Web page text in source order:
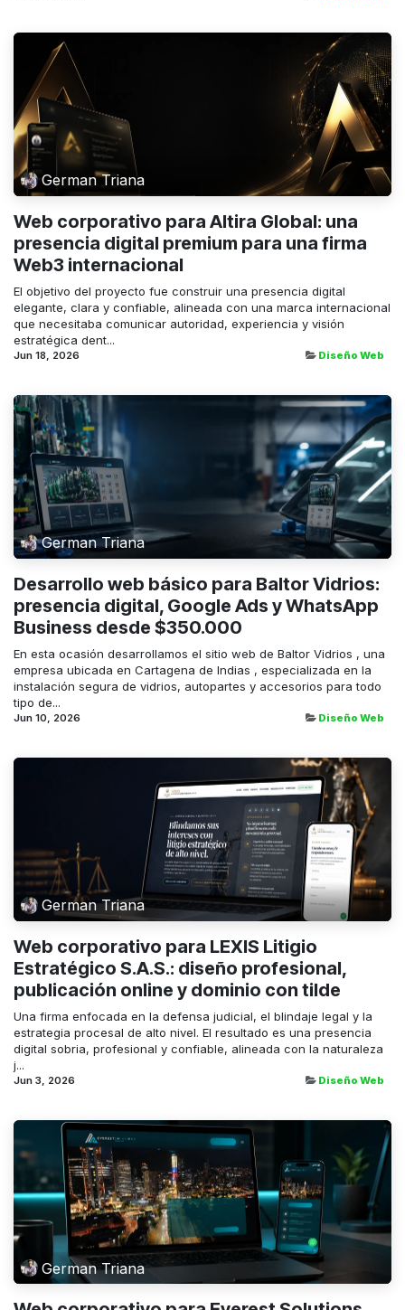
German Triana
Web corporativo para Altira Global: una
presencia digital premium para una firma
Web3 internacional
El objetivo del proyecto fue construir una presencia digital
elegante, clara y confiable, alineada con una marca internacional
que necesitaba comunicar autoridad, experiencia y visión
estratégica dent...
Jun 18, 2026 Diseño Web
German Triana
Desarrollo web básico para Baltor Vidrios:
presencia digital, Google Ads y WhatsApp
Business desde $350.000
En esta ocasión desarrollamos el sitio web de Baltor Vidrios , una
empresa ubicada en Cartagena de Indias , especializada en la
instalación segura de vidrios, autopartes y accesorios para todo
tipo de...
Jun 10, 2026 Diseño Web
German Triana
Web corporativo para LEXIS Litigio
Estratégico S.A.S.: diseño profesional,
publicación online y dominio con tilde
Una firma enfocada en la defensa judicial, el blindaje legal y la
estrategia procesal de alto nivel. El resultado es una presencia
digital sobria, profesional y confiable, alineada con la naturaleza
j...
Jun 3, 2026 Diseño Web
German Triana